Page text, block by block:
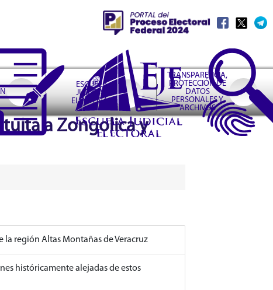
ESCUELA
JUDICIAL
ELECTORAL
TRANSPARENCIA,
PROTECCIÓN DE
DATOS
PERSONALES Y
ARCHIVOS
a Zongolica y
región Altas Montañas de Veracruz
históricamente alejadas de estos